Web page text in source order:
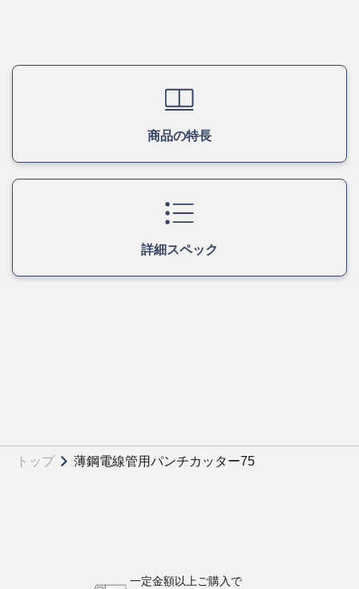
商品の特長
詳細スペック
トップ 薄鋼電線管用パンチカッター75
一定金額以上ご購入で